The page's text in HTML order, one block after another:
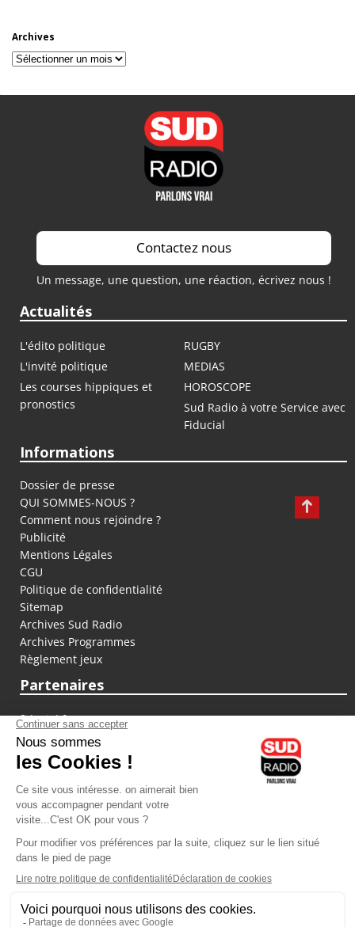
Archives
Archives
Contactez nous
Un message, une question, une réaction, écrivez nous !
Actualités
L'édito politique
RUGBY
L'invité politique
MEDIAS
Les courses hippiques et
pronostics
HOROSCOPE
Sud Radio à votre Service avec
Fiducial
Informations
Dossier de presse
QUI SOMMES-NOUS ?
Comment nous rejoindre ?
Publicité
Mentions Légales
CGU
Politique de confidentialité
Sitemap
Archives Sud Radio
Archives Programmes
Règlement jeux
Partenaires
fiducial.fr
lyoncapitale.fr
olympique-et-lyonnais.com
L'application Iphone / Android
Téléchargez l'application
Les cookies
Gestion des cookies